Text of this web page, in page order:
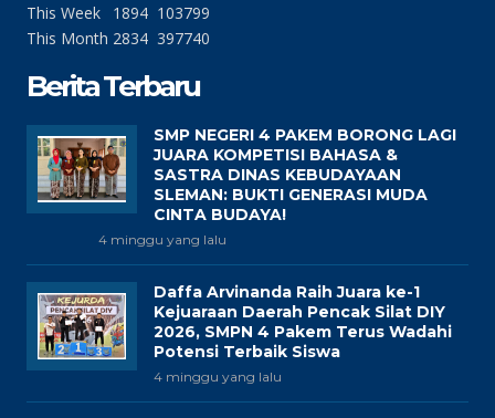
This Week
1894 103799
This Month 2834 397740
Berita Terbaru
SMP NEGERI 4 PAKEM BORONG LAGI
JUARA KOMPETISI BAHASA &
SASTRA DINAS KEBUDAYAAN
SLEMAN: BUKTI GENERASI MUDA
CINTA BUDAYA!
4 minggu yang lalu
Daffa Arvinanda Raih Juara ke-1
Kejuaraan Daerah Pencak Silat DIY
2026, SMPN 4 Pakem Terus Wadahi
Potensi Terbaik Siswa
4 minggu yang lalu